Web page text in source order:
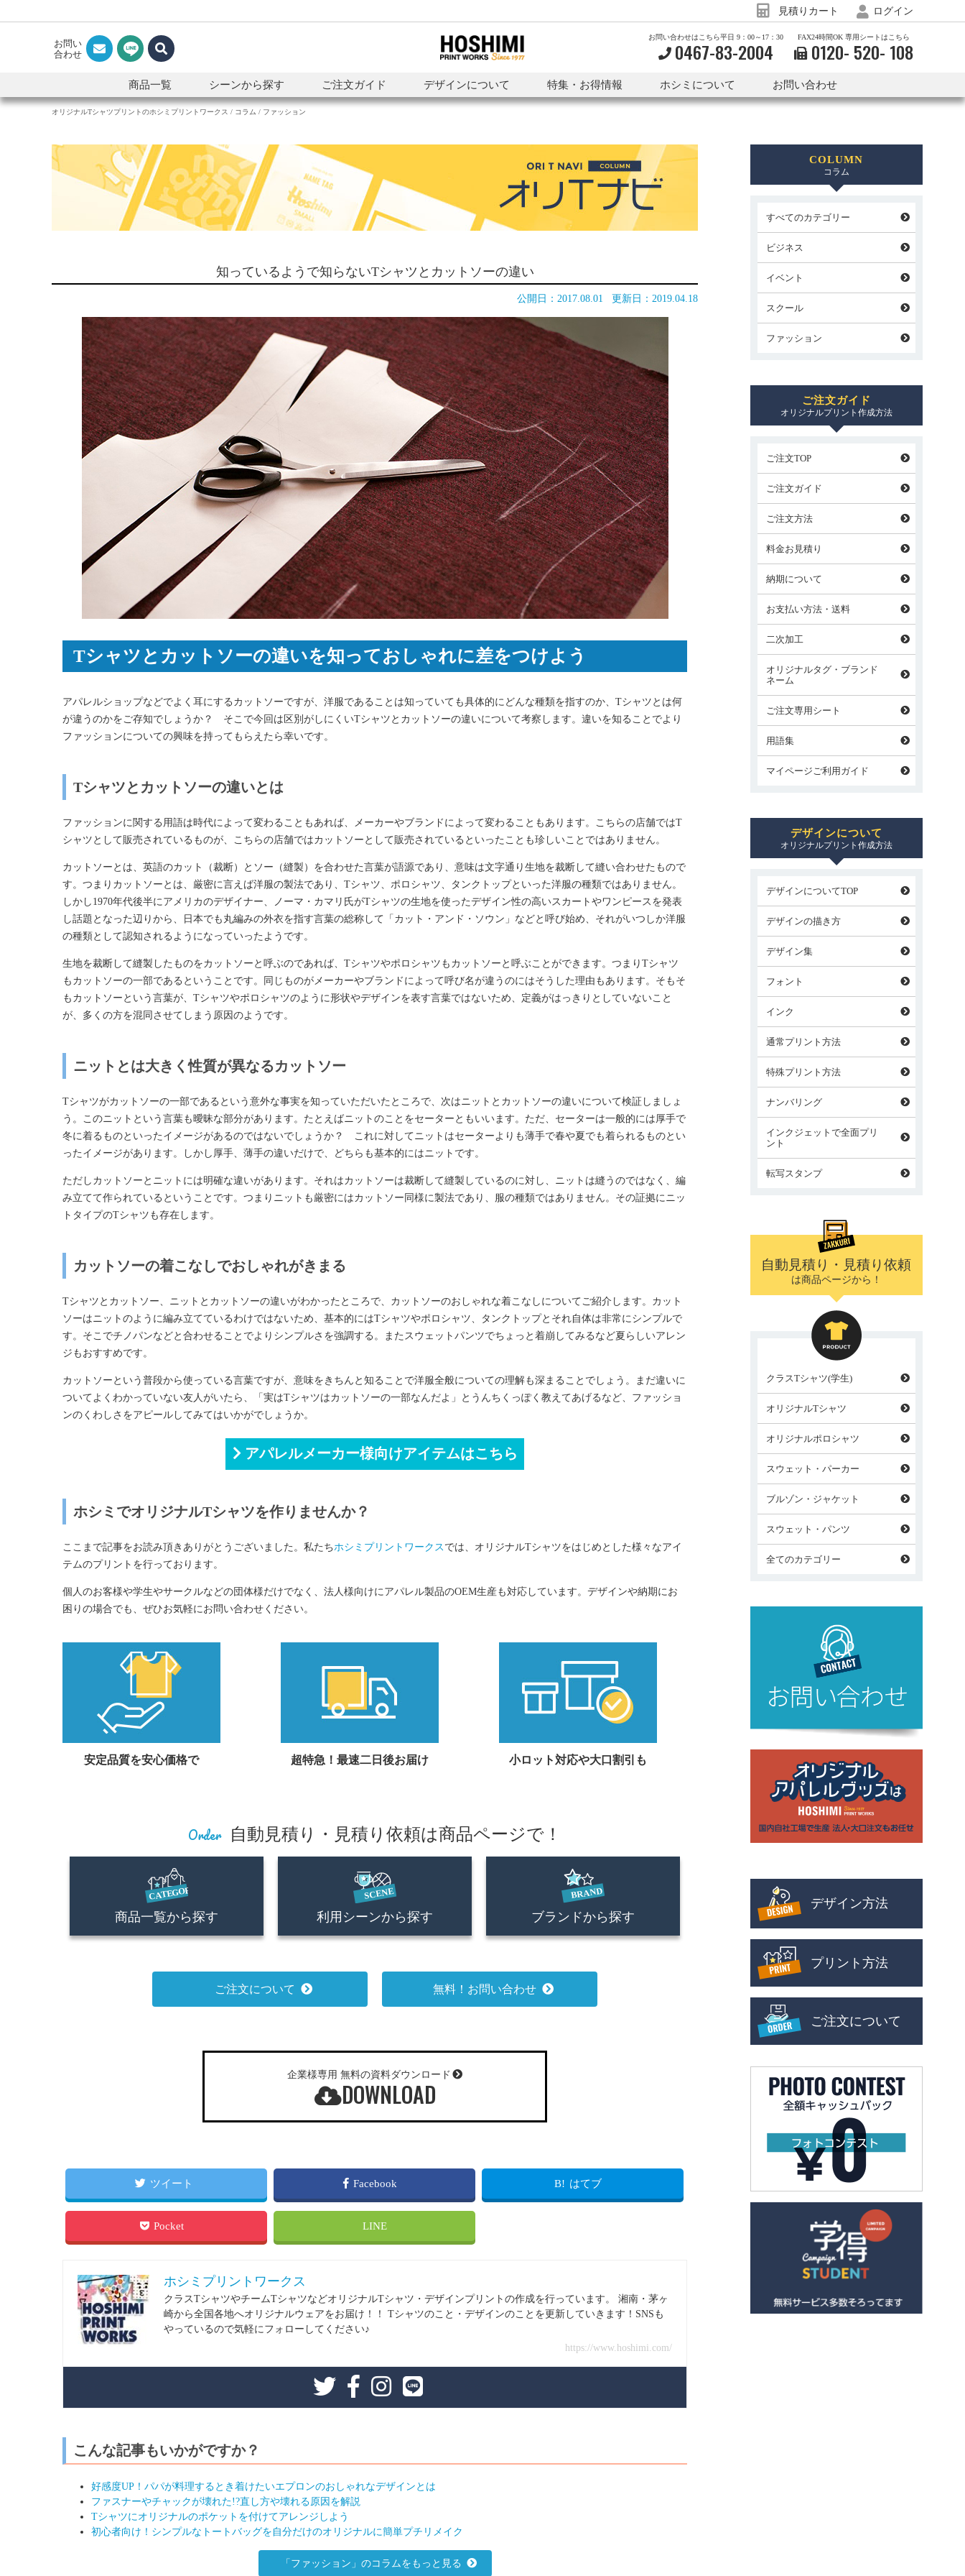
見積りカート ログイン
お問い
合わせ
お問い合わせはこちら平日 9：00～17：30
0467-83-2004
FAX24時間OK 専用シートはこちら
0120- 520- 108
商品一覧 シーンから探す ご注文ガイド デザインについて 特集・お得情報 ホシミについて お問い合わせ
オリジナルTシャツプリントのホシミプリントワークス コラム ファッション
知っているようで知らないTシャツとカットソーの違い
公開日： 2017.08.01 更新日： 2019.04.18
Tシャツとカットソーの違いを知っておしゃれに差をつけよう
アパレルショップなどでよく耳にするカットソーですが、洋服であることは知っていても具体的にどんな種類を指すのか、Tシャツとは何
が違うのかをご存知でしょうか？ そこで今回は区別がしにくいTシャツとカットソーの違いについて考察します。違いを知ることでより
ファッションについての興味を持ってもらえたら幸いです。
Tシャツとカットソーの違いとは
ファッションに関する用語は時代によって変わることもあれば、メーカーやブランドによって変わることもあります。こちらの店舗ではT
シャツとして販売されているものが、こちらの店舗ではカットソーとして販売されているといったことも珍しいことではありません。
カットソーとは、英語のカット（裁断）とソー（縫製）を合わせた言葉が語源であり、意味は文字通り生地を裁断して縫い合わせたもので
す。つまりカットソーとは、厳密に言えば洋服の製法であり、Tシャツ、ポロシャツ、タンクトップといった洋服の種類ではありません。
しかし1970年代後半にアメリカのデザイナー、ノーマ・カマリ氏がTシャツの生地を使ったデザイン性の高いスカートやワンピースを発表
し話題となった辺りから、日本でも丸編みの外衣を指す言葉の総称して「カット・アンド・ソウン」などと呼び始め、それがいつしか洋服
の種類として認知されるようになっていったようです。
生地を裁断して縫製したものをカットソーと呼ぶのであれば、Tシャツやポロシャツもカットソーと呼ぶことができます。つまりTシャツ
もカットソーの一部であるということです。同じものがメーカーやブランドによって呼び名が違うのにはそうした理由もあります。そもそ
もカットソーという言葉が、Tシャツやポロシャツのように形状やデザインを表す言葉ではないため、定義がはっきりとしていないこと
が、多くの方を混同させてしまう原因のようです。
ニットとは大きく性質が異なるカットソー
Tシャツがカットソーの一部であるという意外な事実を知っていただいたところで、次はニットとカットソーの違いについて検証しましょ
う。このニットという言葉も曖昧な部分があります。たとえばニットのことをセーターともいいます。ただ、セーターは一般的には厚手で
冬に着るものといったイメージがあるのではないでしょうか？ これに対してニットはセーターよりも薄手で春や夏でも着られるものとい
ったイメージがあります。しかし厚手、薄手の違いだけで、どちらも基本的にはニットです。
ただしカットソーとニットには明確な違いがあります。それはカットソーは裁断して縫製しているのに対し、ニットは縫うのではなく、編
み立てて作られているということです。つまりニットも厳密にはカットソー同様に製法であり、服の種類ではありません。その証拠にニッ
トタイプのTシャツも存在します。
カットソーの着こなしでおしゃれがきまる
Tシャツとカットソー、ニットとカットソーの違いがわかったところで、カットソーのおしゃれな着こなしについてご紹介します。カット
ソーはニットのように編み立てているわけではないため、基本的にはTシャツやポロシャツ、タンクトップとそれ自体は非常にシンプルで
す。そこでチノパンなどと合わせることでよりシンプルさを強調する。またスウェットパンツでちょっと着崩してみるなど夏らしいアレン
ジもおすすめです。
カットソーという普段から使っている言葉ですが、意味をきちんと知ることで洋服全般についての理解も深まることでしょう。まだ違いに
ついてよくわかっていない友人がいたら、「実はTシャツはカットソーの一部なんだよ」とうんちくっぽく教えてあげるなど、ファッショ
ンのくわしさをアピールしてみてはいかがでしょうか。
アパレルメーカー様向けアイテムはこちら
ホシミでオリジナルTシャツを作りませんか？
ここまで記事をお読み頂きありがとうございました。私たちホシミプリントワークス では、オリジナルTシャツをはじめとした様々なアイ
テムのプリントを行っております。
個人のお客様や学生やサークルなどの団体様だけでなく、法人様向けにアパレル製品のOEM生産も対応しています。デザインや納期にお
困りの場合でも、ぜひお気軽にお問い合わせください。
安定品質を安心価格で 超特急！最速二日後お届け 小ロット対応や大口割引も
Order 自動見積り・見積り依頼は商品ページで！
商品一覧から探す 利用シーンから探す ブランドから探す
ご注文について 無料！お問い合わせ
企業様専用 無料の資料ダウンロード
DOWNLOAD
ツイート Facebook B! はてブ
Pocket LINE
ホシミプリントワークス
クラスTシャツやチームTシャツなどオリジナルTシャツ・デザインプリントの作成を行っています。 湘南・茅ヶ
崎から全国各地へオリジナルウェアをお届け！！ Tシャツのこと・デザインのことを更新していきます！SNSも
やっているので気軽にフォローしてください♪
https://www.hoshimi.com/
こんな記事もいかがですか？
好感度UP！パパが料理するとき着けたいエプロンのおしゃれなデザインとは
ファスナーやチャックが壊れた!?直し方や壊れる原因を解説
Tシャツにオリジナルのポケットを付けてアレンジしよう
初心者向け！シンプルなトートバッグを自分だけのオリジナルに簡単プチリメイク
「ファッション」のコラムをもっと見る
COLUMN
コラム
すべてのカテゴリー
ビジネス
イベント
スクール
ファッション
ご注文ガイド
オリジナルプリント作成方法
ご注文TOP
ご注文ガイド
ご注文方法
料金お見積り
納期について
お支払い方法・送料
二次加工
オリジナルタグ・ブランド
ネーム
ご注文専用シート
用語集
マイページご利用ガイド
デザインについて
オリジナルプリント作成方法
デザインについてTOP
デザインの描き方
デザイン集
フォント
インク
通常プリント方法
特殊プリント方法
ナンバリング
インクジェットで全面プリ
ント
転写スタンプ
自動見積り・見積り依頼
は商品ページから！
クラスTシャツ(学生)
オリジナルTシャツ
オリジナルポロシャツ
スウェット・パーカー
ブルゾン・ジャケット
スウェット・パンツ
全てのカテゴリー
デザイン方法
プリント方法
ご注文について